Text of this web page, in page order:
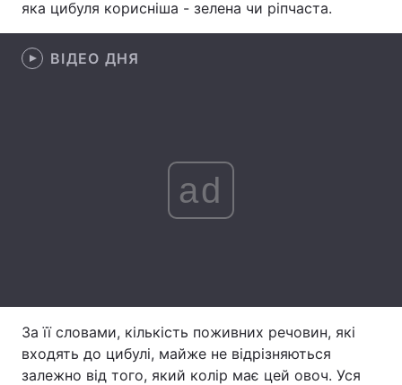
Цікавинки
Статті
Послуги
яка цибуля корисніша - зелена чи ріпчаста.
ВІДЕО ДНЯ
ad
За її словами, кількість поживних речовин, які
входять до цибулі, майже не відрізняються
залежно від того, який колір має цей овоч. Уся